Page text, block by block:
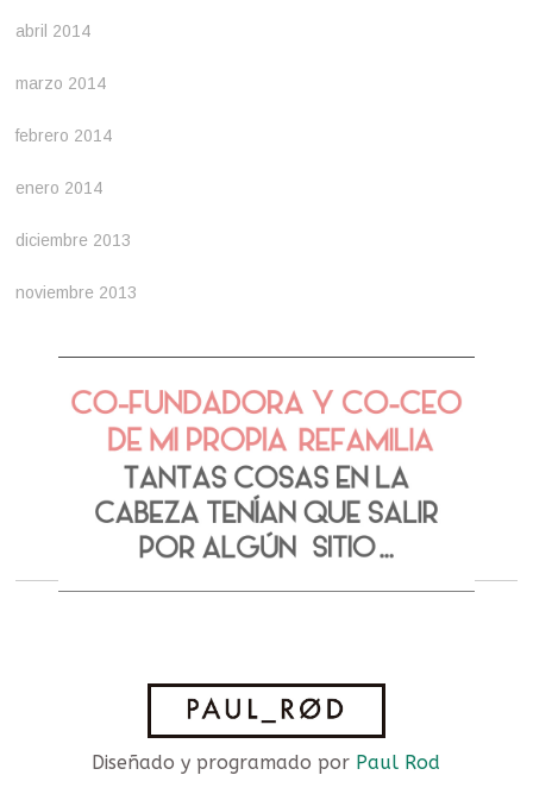
abril 2014
marzo 2014
febrero 2014
enero 2014
diciembre 2013
noviembre 2013
Diseñado y programado por Paul Rod